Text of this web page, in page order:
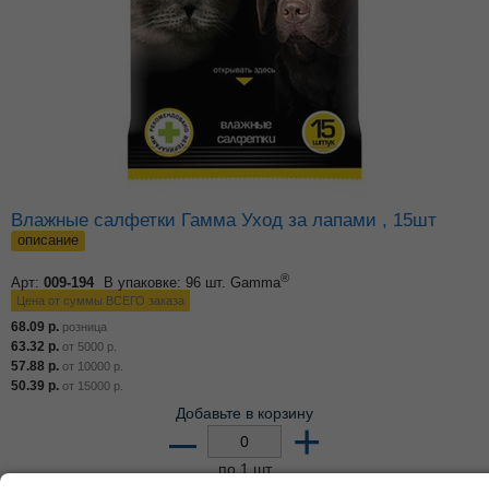
Влажные салфетки Гамма Уход за лапами , 15шт
описание
Арт: 009-194 В упаковке: 96 шт. Gamma®
Цена от суммы ВСЕГО заказа
68.09 р. розница
63.32 р. от 5000 р.
57.88 р. от 10000 р.
50.39 р. от 15000 р.
Добавьте в корзину
– +
по 1 шт